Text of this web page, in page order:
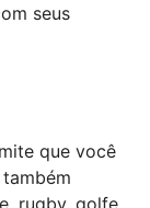
seus
que você
também
rugby, golfe,